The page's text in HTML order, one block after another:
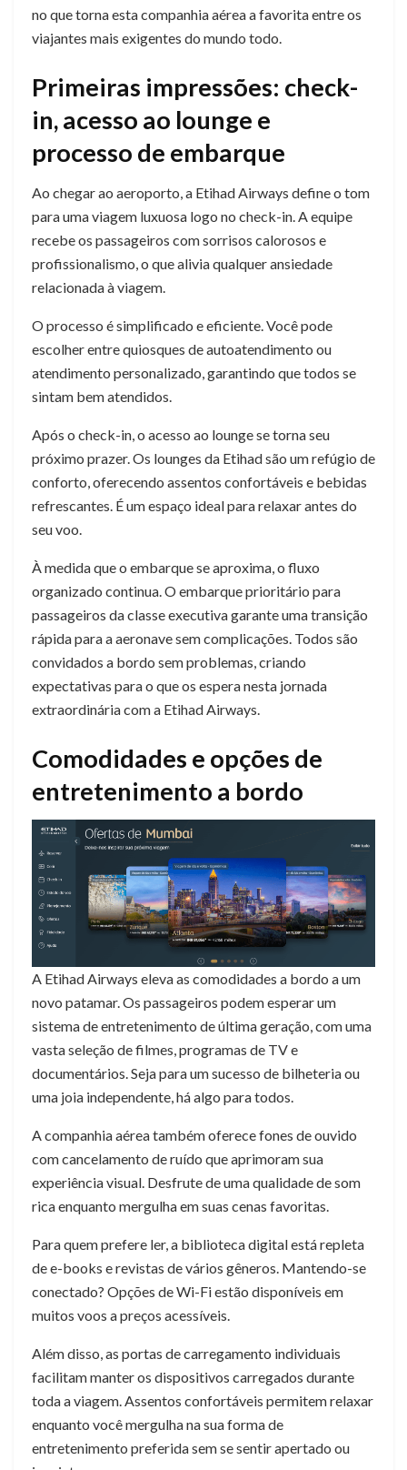
no que torna esta companhia aérea a favorita entre os
viajantes mais exigentes do mundo todo.
Primeiras impressões: check-
in, acesso ao lounge e
processo de embarque
Ao chegar ao aeroporto, a Etihad Airways define o tom
para uma viagem luxuosa logo no check-in. A equipe
recebe os passageiros com sorrisos calorosos e
profissionalismo, o que alivia qualquer ansiedade
relacionada à viagem.
O processo é simplificado e eficiente. Você pode
escolher entre quiosques de autoatendimento ou
atendimento personalizado, garantindo que todos se
sintam bem atendidos.
Após o check-in, o acesso ao lounge se torna seu
próximo prazer. Os lounges da Etihad são um refúgio de
conforto, oferecendo assentos confortáveis ​​e bebidas
refrescantes. É um espaço ideal para relaxar antes do
seu voo.
À medida que o embarque se aproxima, o fluxo
organizado continua. O embarque prioritário para
passageiros da classe executiva garante uma transição
rápida para a aeronave sem complicações. Todos são
convidados a bordo sem problemas, criando
expectativas para o que os espera nesta jornada
extraordinária com a Etihad Airways.
Comodidades e opções de
entretenimento a bordo
A Etihad Airways eleva as comodidades a bordo a um
novo patamar. Os passageiros podem esperar um
sistema de entretenimento de última geração, com uma
vasta seleção de filmes, programas de TV e
documentários. Seja para um sucesso de bilheteria ou
uma joia independente, há algo para todos.
A companhia aérea também oferece fones de ouvido
com cancelamento de ruído que aprimoram sua
experiência visual. Desfrute de uma qualidade de som
rica enquanto mergulha em suas cenas favoritas.
Para quem prefere ler, a biblioteca digital está repleta
de e-books e revistas de vários gêneros. Mantendo-se
conectado? Opções de Wi-Fi estão disponíveis em
muitos voos a preços acessíveis.
Além disso, as portas de carregamento individuais
facilitam manter os dispositivos carregados durante
toda a viagem. Assentos confortáveis ​​permitem relaxar
enquanto você mergulha na sua forma de
entretenimento preferida sem se sentir apertado ou